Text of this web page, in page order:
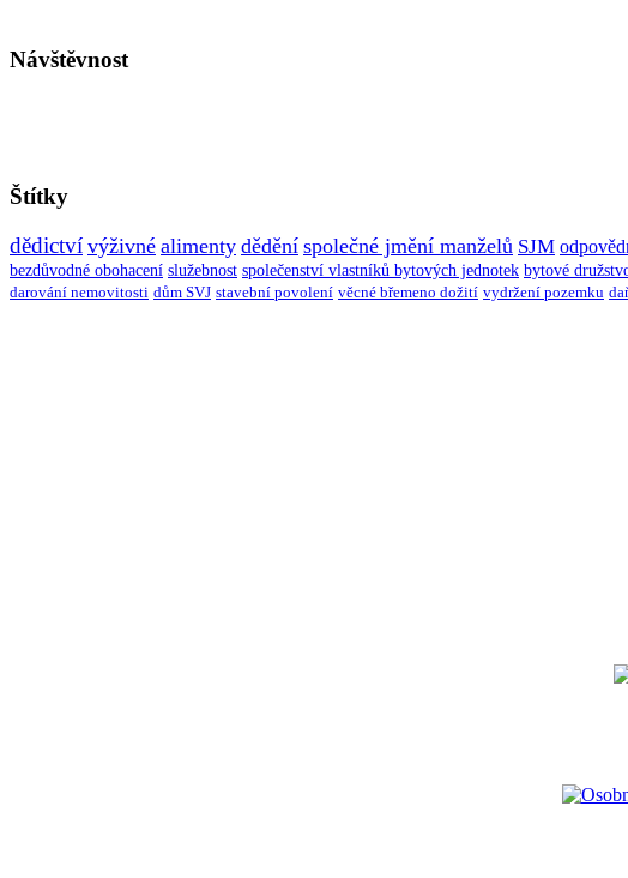
Návštěvnost
Štítky
dědictví výživné alimenty dědění společné jmění manželů SJM
bezdůvodné obohacení služebnost společenství vlastníků bytových jednotek bytové
darování nemovitosti dům SVJ stavební povolení věcné břemeno dožití vydržení pozemku